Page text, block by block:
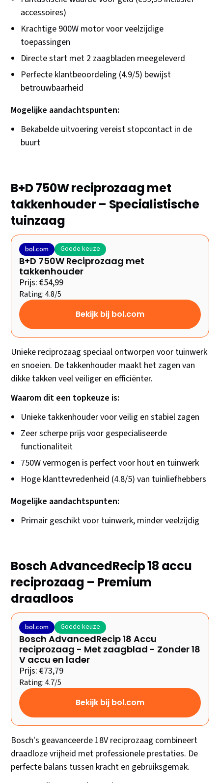
accessoires)
Krachtige 900W motor voor veelzijdige
toepassingen
Directe start met 2 zaagbladen meegeleverd
Perfecte klantbeoordeling (4.9/5) bewijst
betrouwbaarheid
Mogelijke aandachtspunten:
Bekabelde uitvoering vereist stopcontact in de
buurt
B+D 750W reciprozaag met
takkenhouder – Specialistische
tuinzaag
bol.com Goede keuze
B+D 750W Reciprozaag met
takkenhouder
Prijs: €54,99
Rating: 4.8/5
Bekijk bij bol.com
Unieke reciprozaag speciaal ontworpen voor tuinwerk
en snoeien. De takkenhouder maakt het zagen van
dikke takken veel veiliger en efficiënter.
Waarom dit een topkeuze is:
Unieke takkenhouder voor veilig en stabiel zagen
Zeer scherpe prijs voor gespecialiseerde
functionaliteit
750W vermogen is perfect voor hout en tuinwerk
Hoge klanttevredenheid (4.8/5) van tuinliefhebbers
Mogelijke aandachtspunten:
Primair geschikt voor tuinwerk, minder veelzijdig
Bosch AdvancedRecip 18 accu
reciprozaag – Premium
draadloos
bol.com Goede keuze
Bosch AdvancedRecip 18 Accu
reciprozaag - Met zaagblad - Zonder 18
V accu en lader
Prijs: €73,79
Rating: 4.7/5
Bekijk bij bol.com
Bosch's geavanceerde 18V reciprozaag combineert
draadloze vrijheid met professionele prestaties. De
perfecte balans tussen kracht en gebruiksgemak.